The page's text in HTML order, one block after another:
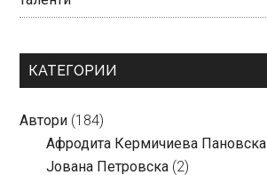
КАТЕГОРИИ
Автори (184)
Aфродита Кермичиева Пановска
Јована Петровска (2)